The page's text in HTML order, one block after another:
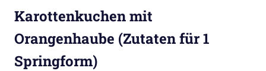
Karottenkuchen mit
Orangenhaube (Zutaten für 1
Springform)